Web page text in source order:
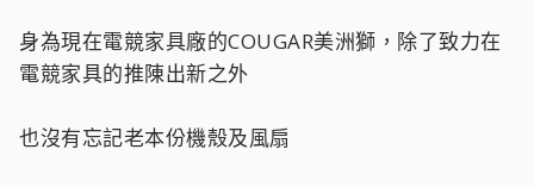
身為現在電競家具廠的COUGAR美洲獅，除了致力在
電競家具的推陳出新之外
也沒有忘記老本份機殼及風扇